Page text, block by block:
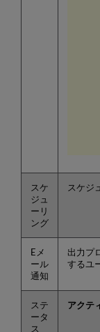
スケ
ジュ
ーリ
ング
スケジ
Eメ
ール
通知
出力プ
するユ
ステ
ータ
ス
アクテ